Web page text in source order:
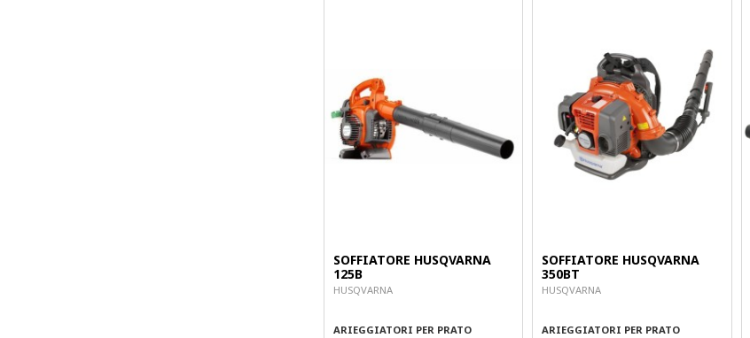
SOFFIATORE HUSQVARNA
125B
HUSQVARNA
ARIEGGIATORI PER PRATO
SOFFIATORE HUSQVARNA
350BT
HUSQVARNA
ARIEGGIATORI PER PRATO